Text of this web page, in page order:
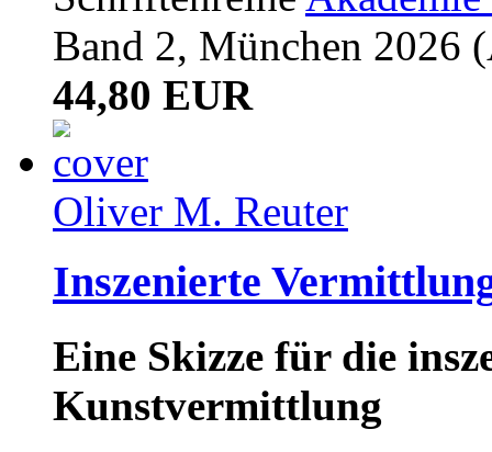
Band 2, München 2026
44,80 EUR
Oliver M. Reuter
Inszenierte
Eine Skizze für die
Kunstvermittlung